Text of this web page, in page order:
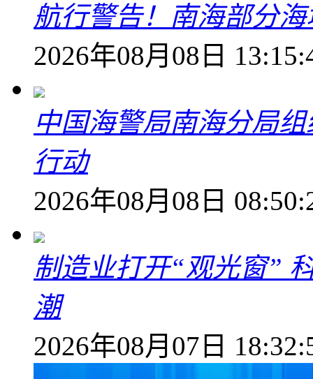
航行警告！南海部分
2026年08月08日
中国海警局南海分局
行动
2026年08月08日
制造业打开“观光窗”
潮
2026年08月07日